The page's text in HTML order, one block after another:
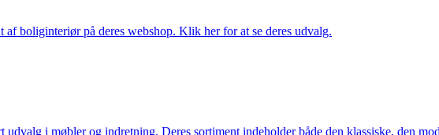
boliginteriør på deres webshop. Klik her for at se deres udvalg.
i møbler og indretning. Deres sortiment indeholder både den klassiske, den